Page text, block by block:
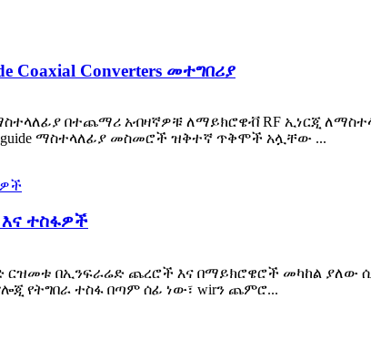
Coaxial Converters መተግበሪያ
በተጨማሪ አብዛኛዎቹ ለማይክሮዌቭ RF ኢነርጂ
ማስተላለፊያ መስመሮች ዝቅተኛ ጥቅሞች አሏቸው ...
ተስፋዎች
በኢንፍራሬድ ጨረሮች እና በማይክሮዌሮች መካከል ያለው ሲሆን
የትግበራ ተስፋ በጣም ሰፊ ነው፣ wirን ጨምሮ...